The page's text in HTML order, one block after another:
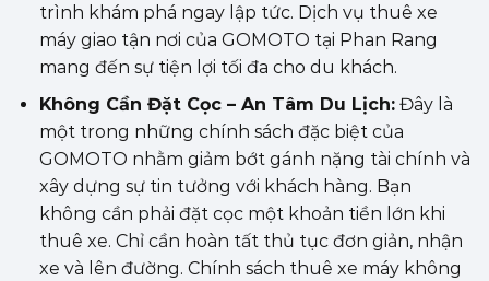
trình khám phá ngay lập tức. Dịch vụ thuê xe
máy giao tận nơi của GOMOTO tại Phan Rang
mang đến sự tiện lợi tối đa cho du khách.
Không Cần Đặt Cọc – An Tâm Du Lịch:Đây là
một trong những chính sách đặc biệt của
GOMOTO nhằm giảm bớt gánh nặng tài chính và
xây dựng sự tin tưởng với khách hàng. Bạn
không cần phải đặt cọc một khoản tiền lớn khi
thuê xe. Chỉ cần hoàn tất thủ tục đơn giản, nhận
xe và lên đường. Chính sách thuê xe máy không